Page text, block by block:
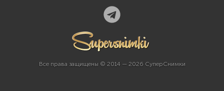
Все права защищены © 2014 — 2026 СуперСнимки